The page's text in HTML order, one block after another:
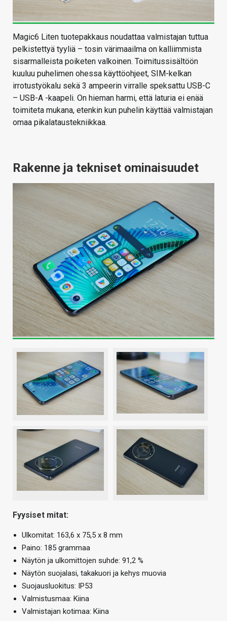
Magic6 Liten tuotepakkaus noudattaa valmistajan tuttua
pelkistettyä tyyliä – tosin värimaailma on kalliimmista
sisarmalleista poiketen valkoinen. Toimitussisältöön
kuuluu puhelimen ohessa käyttöohjeet, SIM-kelkan
irrotustyökalu sekä 3 ampeerin virralle speksattu USB-C
– USB-A -kaapeli. On hieman harmi, että laturia ei enää
toimiteta mukana, etenkin kun puhelin käyttää valmistajan
omaa pikalataustekniikkaa.
Rakenne ja tekniset ominaisuudet
Fyysiset mitat:
Ulkomitat: 163,6 x 75,5 x 8 mm
Paino: 185 grammaa
Näytön ja ulkomittojen suhde: 91,2 %
Näytön suojalasi, takakuori ja kehys muovia
Suojausluokitus: IP53
Valmistusmaa: Kiina
Valmistajan kotimaa: Kiina